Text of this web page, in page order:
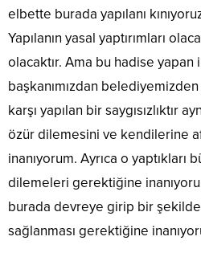
elbette burada yapılanı
Yapılanın yasal yaptırımları
olacaktır. Ama bu hadise yapan
başkanımızdan
karşı yapılan bir saygısızlıktır
özür dilemesini ve kendilerine
inanıyorum. Ayrıca o yaptıkları
dilemeleri gerektiğine
burada devreye girip bir şekilde
sağlanması gerektiğine